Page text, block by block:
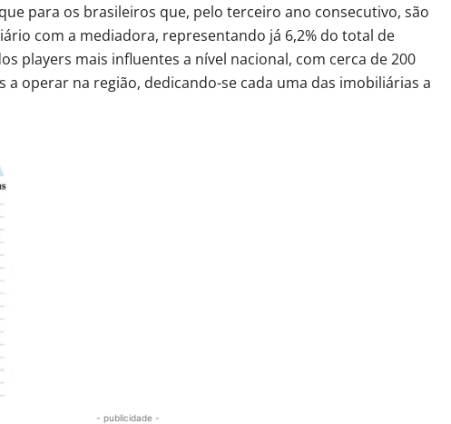
para os brasileiros que, pelo terceiro ano consecutivo, são
com a mediadora, representando já 6,2% do total de
players mais influentes a nível nacional, com cerca de 200
a operar na região, dedicando-se cada uma das imobiliárias a
- publicidade -